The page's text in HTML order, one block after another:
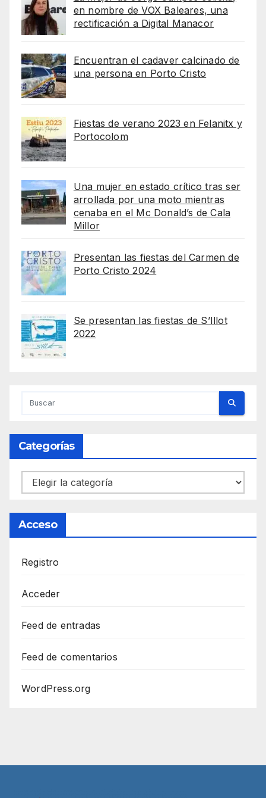
en nombre de VOX Baleares, una
rectificación a Digital Manacor
Encuentran el cadaver calcinado de
una persona en Porto Cristo
Fiestas de verano 2023 en Felanitx y
Portocolom
Una mujer en estado crítico tras ser
arrollada por una moto mientras
cenaba en el Mc Donald’s de Cala
Millor
Presentan las fiestas del Carmen de
Porto Cristo 2024
Se presentan las fiestas de S’Illot
2022
Categorías
Categorías
Acceso
Registro
Acceder
Feed de entradas
Feed de comentarios
WordPress.org